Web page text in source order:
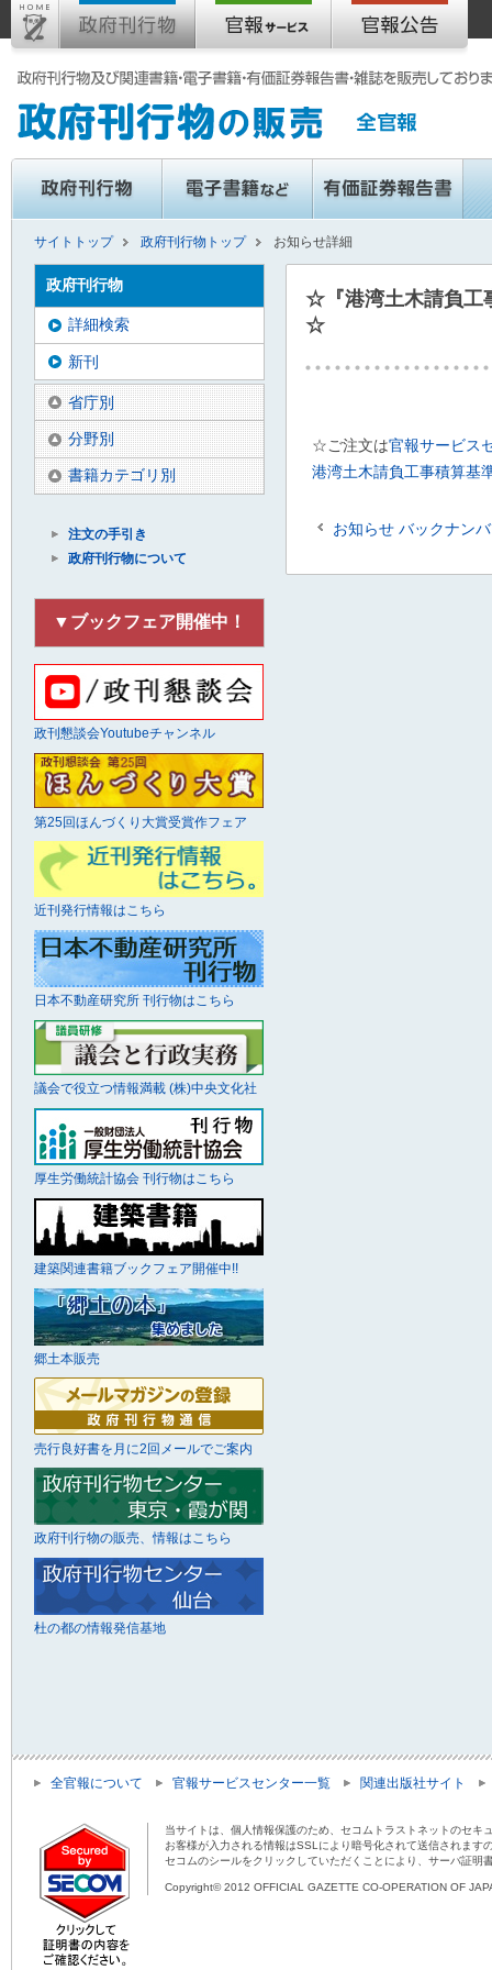
サイトトップ 政府刊行物トップ お知らせ詳細
☆『港湾土木請負工
☆
☆ご注文は官報サービス
港湾土木請負工事積算基
お知らせ バックナン
政府刊行物
詳細検索
新刊
省庁別
分野別
書籍カテゴリ別
注文の手引き
政府刊行物について
▼ブックフェア開催中！
政刊懇談会Youtubeチャンネル
第25回ほんづくり大賞受賞作フェア
近刊発行情報はこちら
日本不動産研究所 刊行物はこちら
議会で役立つ情報満載 (株)中央文化社
厚生労働統計協会 刊行物はこちら
建築関連書籍ブックフェア開催中!!
郷土本販売
売行良好書を月に2回メールでご案内
政府刊行物の販売、情報はこちら
杜の都の情報発信基地
全官報について 官報サービスセンター一覧 関連出版社サイト
当サイトは、個人情報保護のため、セコムトラストネットのセキ
お客様が入力される情報はSSLにより暗号化されて送信されま
セコムのシールをクリックしていただくことにより、サーバ証明
Copyright© 2012 OFFICIAL GAZETTE CO-OPERATION OF